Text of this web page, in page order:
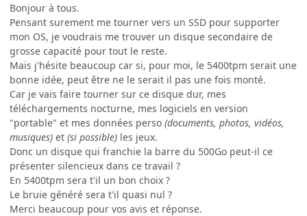
Bonjour à tous.
Pensant surement me tourner vers un SSD pour supporter
mon OS, je voudrais me trouver un disque secondaire de
grosse capacité pour tout le reste.
Mais j'hésite beaucoup car si, pour moi, le 5400tpm serait une
bonne idée, peut être ne le serait il pas une fois monté.
Car je vais faire tourner sur ce disque dur, mes
téléchargements nocturne, mes logiciels en version
"portable" et mes données perso (documents, photos, vidéos,
musiques) et (si possible) les jeux.
Donc un disque qui franchie la barre du 500Go peut-il ce
présenter silencieux dans ce travail ?
En 5400tpm sera t'il un bon choix ?
Le bruie généré sera t'il quasi nul ?
Merci beaucoup pour vos avis et réponse.